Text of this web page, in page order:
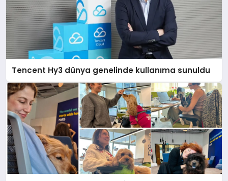
Tencent Hy3 dünya genelinde kullanıma sunuldu